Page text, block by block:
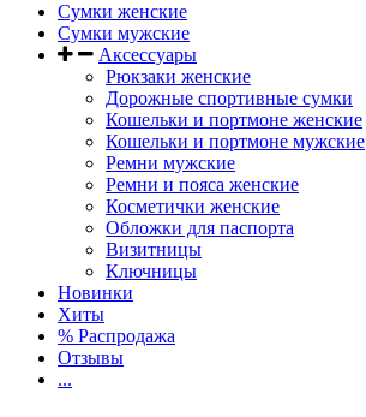
Сумки женские
Сумки мужские
Аксессуары
Рюкзаки женские
Дорожные спортивные сумки
Кошельки и портмоне женские
Кошельки и портмоне мужские
Ремни мужские
Ремни и пояса женские
Косметички женские
Обложки для паспорта
Визитницы
Ключницы
Новинки
Хиты
% Распродажа
Отзывы
...